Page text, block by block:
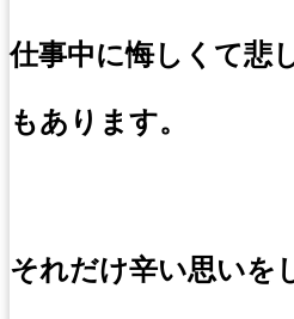
仕事中に悔しくて悲
もあります。
それだけ辛い思いを